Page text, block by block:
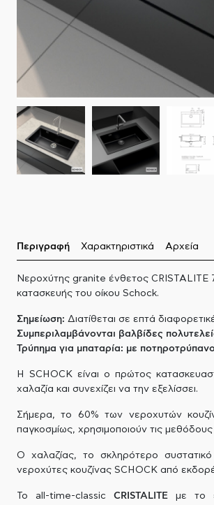
Περιγραφή Χαρακτηριστικά Αρχεία
Νεροχύτης granite ένθετος CRISTALITE
κατασκευής του οίκου Schock.
Σημείωση: Διατίθεται σε επτά
Συμπεριλαμβάνονται βαλβίδες
Τρύπημα για μπαταρία: με
Η SCHOCK είναι ο πρώτος
χαλαζία και συνεχίζει να την εξελίσσει.
Σήμερα, το 60% των νεροχυτών
παγκοσμίως, χρησιμοποιούν τις
Ο χαλαζίας, το σκληρότερο
νεροχύτες κουζίνας SCHOCK από
To all-time-classic CRISTALITEμε το